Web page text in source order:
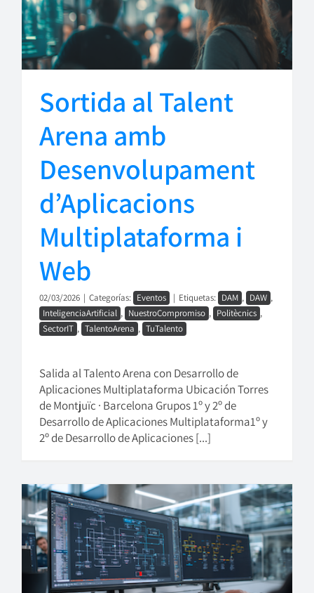
Sortida al Talent
Arena amb
Desenvolupament
d’Aplicacions
Multiplataforma i
Web
02/03/2026 | Categorías: Eventos | Etiquetas: DAM , DAW ,
InteligenciaArtificial , NuestroCompromiso , Politècnics ,
SectorIT , TalentoArena , TuTalento
Salida al Talento Arena con Desarrollo de
Aplicaciones Multiplataforma Ubicación Torres
de Montjuïc · Barcelona Grupos 1º y 2º de
Desarrollo de Aplicaciones Multiplataforma1º y
2º de Desarrollo de Aplicaciones [...]